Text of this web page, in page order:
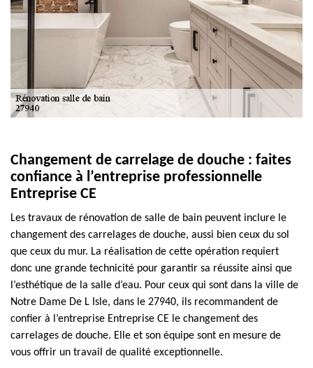
Changement de carrelage de douche : faites
confiance à l’entreprise professionnelle
Entreprise CE
Les travaux de rénovation de salle de bain peuvent inclure le
changement des carrelages de douche, aussi bien ceux du sol
que ceux du mur. La réalisation de cette opération requiert
donc une grande technicité pour garantir sa réussite ainsi que
l’esthétique de la salle d’eau. Pour ceux qui sont dans la ville de
Notre Dame De L Isle, dans le 27940, ils recommandent de
confier à l’entreprise Entreprise CE le changement des
carrelages de douche. Elle et son équipe sont en mesure de
vous offrir un travail de qualité exceptionnelle.